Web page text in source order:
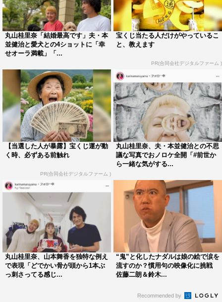
「どのような家庭にしたいか？」という質問に対して、
「モグラみたいに、土をすごく掘れるような家庭がいい！
泥臭くても一生懸命やる家族。モグラは家族みんな仲いい
んです。モグラみたいに、土臭い家庭です」と答えた丸
山。
すると、本並が「いろんな作業も家族で一緒に、一生懸命
やるってことだね」とフォローする微笑ましい一面も。動
物好きな彼女のためプレゼントしたという、オーダーメイ
ドのかわいらしいパンダの婚約指輪も披露された。
時間が許す限り、すべての質問にしっかり答えた丸山と、
彼女のコメントをわかりやすく伝えようとしていた本並。
丸山桂里奈「結婚最高です」夫・本
並健治と愛犬との4ショットに「幸
せオーラ満載」「...
宝くじ当たる人だけがやっているこ
と、教えます
PR(合同会社デジタルファーム )
【当選した人が暴露】宝くじ運が動
く時、必ずある前触れ
PR(合同会社デジタルファーム )
丸山桂里奈、夫・本並健治との不思
議な写真でおノロケ全開「#前世か
ら一緒な気がする...
丸山桂里奈、山本舞香を独特な例え
で表現「どでかい骨が頭から1本ぶ
っ刺さってる感じ...
“鬼”と化したナダルは娘の絵で涙を
流すのか？慣用句の映像化に挑戦
佐藤二朗＆鈴木...
Recommended by